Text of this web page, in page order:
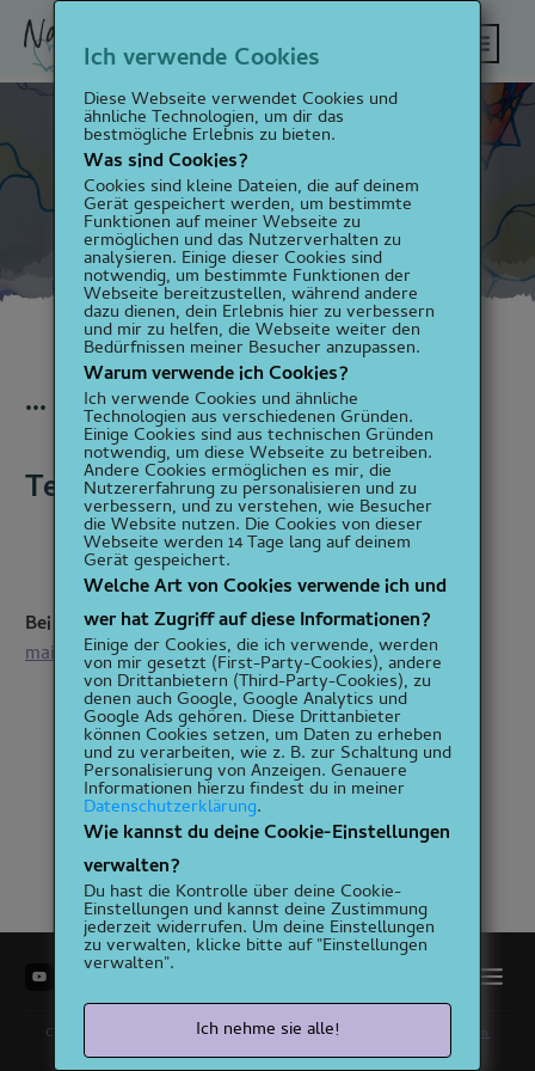
Termine
... in Bearbeitung ...
Termine folgen in Kürze!
Bei Fragen kontaktiere mich gerne unter
mail@nadjabobik.com.
Copyright 2026 Nadja Bobik-Datenschutzerklärung Impressum
Cookies
Ich verwende Cookies
Diese Webseite verwendet Cookies und
ähnliche Technologien, um dir das
bestmögliche Erlebnis zu bieten.
Was sind Cookies?
Cookies sind kleine Dateien, die auf deinem
Gerät gespeichert werden, um bestimmte
Funktionen auf meiner Webseite zu
ermöglichen und das Nutzerverhalten zu
analysieren. Einige dieser Cookies sind
notwendig, um bestimmte Funktionen der
Webseite bereitzustellen, während andere
dazu dienen, dein Erlebnis hier zu verbessern
und mir zu helfen, die Webseite weiter den
Bedürfnissen meiner Besucher anzupassen.
Warum verwende ich Cookies?
Ich verwende Cookies und ähnliche
Technologien aus verschiedenen Gründen.
Einige Cookies sind aus technischen Gründen
notwendig, um diese Webseite zu betreiben.
Andere Cookies ermöglichen es mir, die
Nutzererfahrung zu personalisieren und zu
verbessern, und zu verstehen, wie Besucher
die Website nutzen. Die Cookies von dieser
Webseite werden 14 Tage lang auf deinem
Gerät gespeichert.
Welche Art von Cookies verwende ich und
wer hat Zugriff auf diese Informationen?
Einige der Cookies, die ich verwende, werden
von mir gesetzt (First-Party-Cookies), andere
von Drittanbietern (Third-Party-Cookies), zu
denen auch Google, Google Analytics und
Google Ads gehören. Diese Drittanbieter
können Cookies setzen, um Daten zu erheben
und zu verarbeiten, wie z. B. zur Schaltung und
Personalisierung von Anzeigen. Genauere
Informationen hierzu findest du in meiner
Datenschutzerklärung.
Wie kannst du deine Cookie-Einstellungen
verwalten?
Du hast die Kontrolle über deine Cookie-
Einstellungen und kannst deine Zustimmung
jederzeit widerrufen. Um deine Einstellungen
zu verwalten, klicke bitte auf "Einstellungen
verwalten".
Ich nehme sie alle!